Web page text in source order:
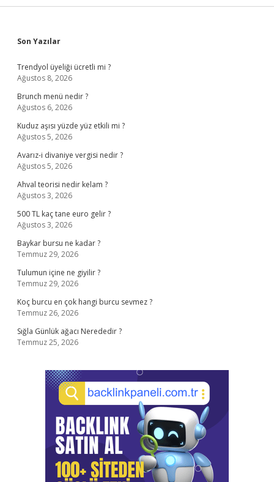
Sidebar
Son Yazılar
Trendyol üyeliği ücretli mi ?
Ağustos 8, 2026
Brunch menü nedir ?
Ağustos 6, 2026
Kuduz aşısı yüzde yüz etkili mi ?
Ağustos 5, 2026
Avarız-i divaniye vergisi nedir ?
Ağustos 5, 2026
Ahval teorisi nedir kelam ?
Ağustos 3, 2026
500 TL kaç tane euro gelir ?
Ağustos 3, 2026
Baykar bursu ne kadar ?
Temmuz 29, 2026
Tulumun içine ne giyilir ?
Temmuz 29, 2026
Koç burcu en çok hangi burcu sevmez ?
Temmuz 26, 2026
Sığla Günlük ağacı Nerededir ?
Temmuz 25, 2026